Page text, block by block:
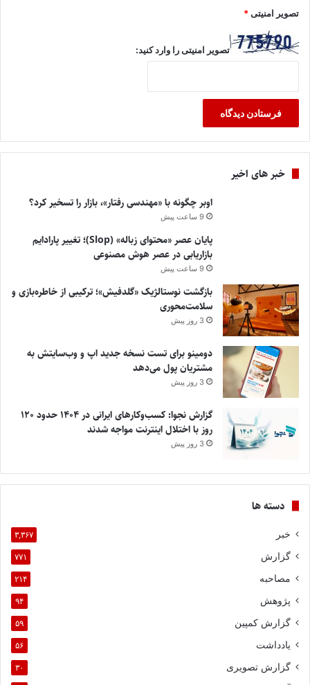
تصویر امنیتی*
تصویر امنیتی را وارد کنید:
خبر های اخیر
اوبر چگونه با «مهندسی رفتار»، بازار را تسخیر کرد؟
9 ساعت پیش
پایان عصر «محتوای زباله» (Slop)؛ تغییر پارادایم
بازاریابی در عصر هوش مصنوعی
9 ساعت پیش
بازگشت نوستالژیک «گلدفیش»؛ ترکیبی از خاطره‌بازی و
سلامت‌محوری
3 روز پیش
دومینو برای تست نسخه جدید اپ و وب‌سایتش به
مشتریان پول می‌دهد
3 روز پیش
گزارش نجوا: کسب‌وکارهای ایرانی در ۱۴۰۴ حدود ۱۲۰
روز با اختلال اینترنت مواجه شدند
3 روز پیش
دسته ها
خبر ۳,۳۶۷
گزارش ۷۷۱
مصاحبه ۲۱۴
پژوهش ۹۴
گزارش کمپین ۵۹
یادداشت ۵۶
گزارش تصویری ۳۰